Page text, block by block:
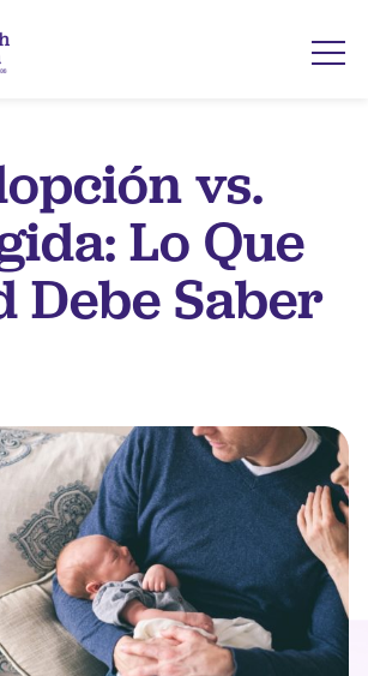
vs.
Lo Que
Debe Saber